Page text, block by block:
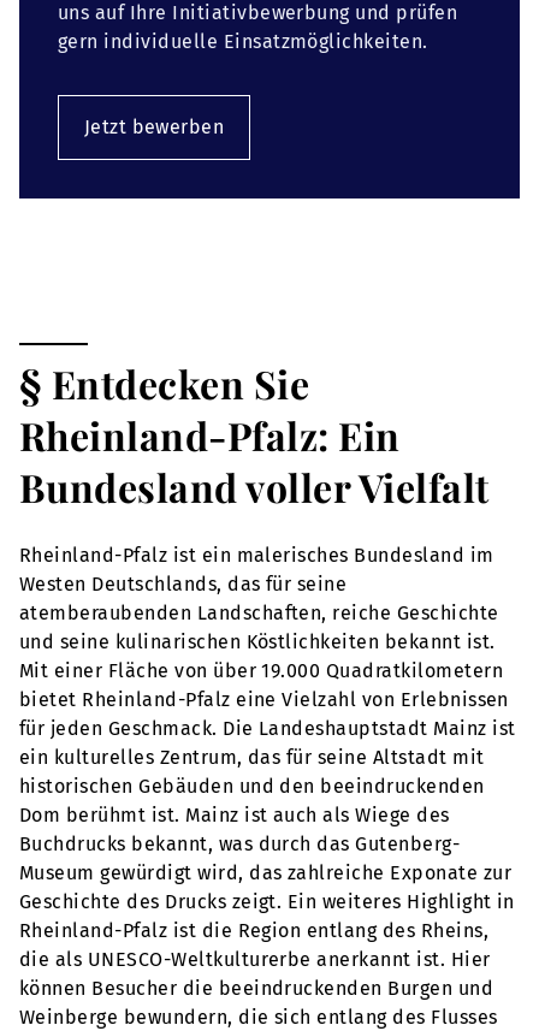
uns auf Ihre Initiativbewerbung und prüfen
gern individuelle Einsatzmöglichkeiten.
Jetzt bewerben
§ Entdecken Sie
Rheinland-Pfalz: Ein
Bundesland voller Vielfalt
Rheinland-Pfalz ist ein malerisches Bundesland im
Westen Deutschlands, das für seine
atemberaubenden Landschaften, reiche Geschichte
und seine kulinarischen Köstlichkeiten bekannt ist.
Mit einer Fläche von über 19.000 Quadratkilometern
bietet Rheinland-Pfalz eine Vielzahl von Erlebnissen
für jeden Geschmack. Die Landeshauptstadt Mainz ist
ein kulturelles Zentrum, das für seine Altstadt mit
historischen Gebäuden und den beeindruckenden
Dom berühmt ist. Mainz ist auch als Wiege des
Buchdrucks bekannt, was durch das Gutenberg-
Museum gewürdigt wird, das zahlreiche Exponate zur
Geschichte des Drucks zeigt. Ein weiteres Highlight in
Rheinland-Pfalz ist die Region entlang des Rheins,
die als UNESCO-Weltkulturerbe anerkannt ist. Hier
können Besucher die beeindruckenden Burgen und
Weinberge bewundern, die sich entlang des Flusses